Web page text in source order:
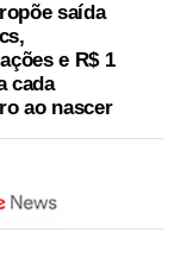
saída
e R$ 1
cada
ao nascer